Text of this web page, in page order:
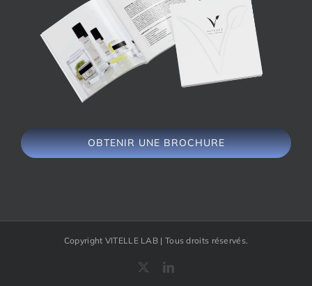
OBTENIR UNE BROCHURE
Copyright VITELLE LAB | Tous droits réservés.
LinkedIn